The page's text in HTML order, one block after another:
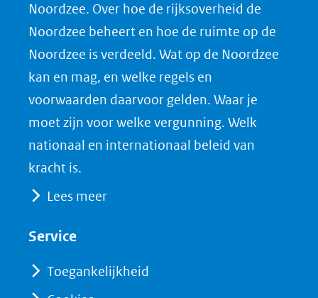
F
a
c
e
b
o
o
in
(verwijst
L
i
n
k
e
d
I
(verwijst
X
(opent
in
nieuw
venster)
(verwijst
naar
d
P
D
F
Noordzee. Over hoe de rijksoverheid de
Noordzee beheert en hoe de ruimte op de
Noordzee is verdeeld. Wat op de Noordzee
kan en mag, en welke regels en
voorwaarden daarvoor gelden. Waar je
moet zijn voor welke vergunning. Welk
nationaal en internationaal beleid van
kracht is.
Lees meer
Service
Toegankelijkheid